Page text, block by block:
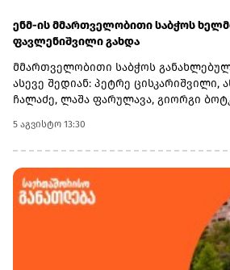
ენმ-ის მმართველობითი საბჭოს
ფავლენიშვილი გახდა
მმართველობითი საბჭოს
ასევე შედიან: პეტრე ცისკარიშვილი,
ჩალაძე, ლაშა ფარულავა, გიორგი
შეეხება პარტიის ყოფილ
ლევან ბეჟაშვილის განცხადებით, მან
და საქმიანობას პარტიის
გააგრძელებს.
5 აგვისტო 13:30